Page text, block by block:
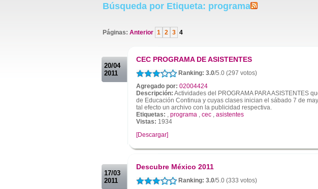
Búsqueda por Etiqueta: programa
Páginas: Anterior 1 2 3 4
20/04
2011
CEC PROGRAMA DE ASISTENTES
Ranking: 3.0/5.0 (297 votos)
Agregado por: 02004424
Descripción: Actividades del PROGRAMA PARA ASISTENTES
de Educación Continua y cuyas clases inician el sábado 7 de
tal efecto un archivo con la publicidad respectiva.
Etiquetas: , programa , cec , asistentes
Vistas: 1934
[Descargar]
17/03
2011
Descubre México 2011
Ranking: 3.0/5.0 (333 votos)